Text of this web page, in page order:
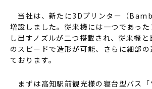
当社は、新たに3Dプリンター（
増設しました。従来機には一つであっ
し出すノズルが二つ搭載され、従来機
のスピードで造形が可能、さらに細部
ております。
まずは高知駅前観光様の寝台型バス「